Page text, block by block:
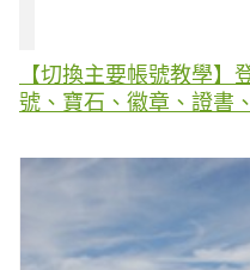
【切換主要帳號教學
號、寶石、徽章、證書